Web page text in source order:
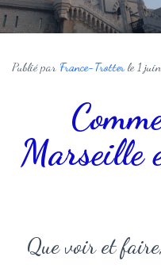
Publié par France-Trotterle 1
Marseille
Que voir et